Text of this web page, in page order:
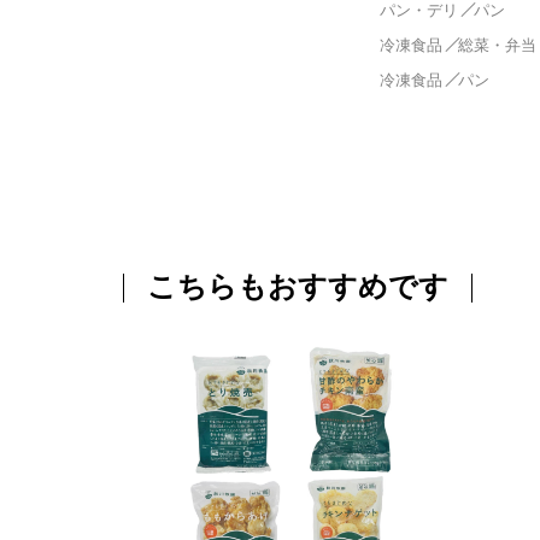
パン・デリ
パン
冷凍食品
総菜・弁
冷凍食品
パン
こちらもおすすめです